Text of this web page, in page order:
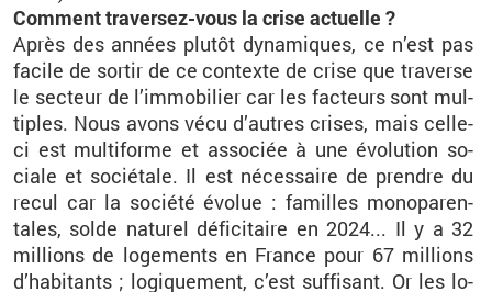
Com­ment tra­ver­sez-vous la crise ac­tuelle ?
Après des an­nées plu­tôt dy­na­miques, ce n’est pas
fa­cile de sor­tir de ce contexte de crise que tra­verse
le sec­teur de l’im­mo­bi­lier car les fac­teurs sont mul­
tiples. Nous avons vécu d’autres crises, mais celle-
ci est mul­ti­forme et as­so­ciée à une évo­lu­tion so­
ciale et so­cié­tale. Il est né­ces­saire de prendre du
recul car la so­ciété évo­lue : fa­milles mo­no­pa­ren­
tales, solde na­tu­rel dé­fi­ci­taire en 2024... Il y a 32
mil­lions de lo­ge­ments en France pour 67 mil­lions
d’ha­bi­tants ; lo­gi­que­ment, c’est suf­fi­sant. Or les lo­